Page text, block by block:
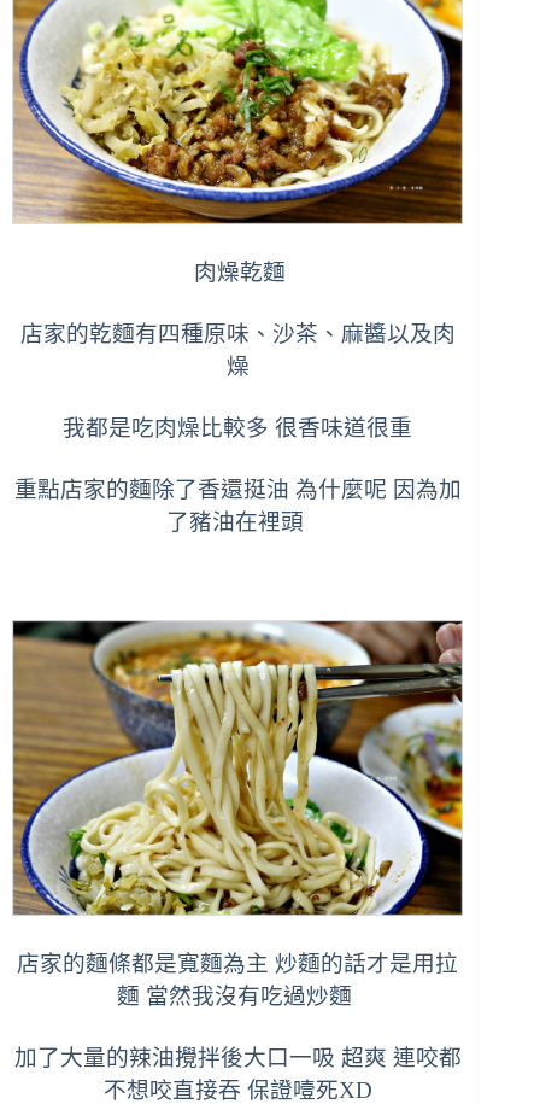
肉燥乾麵
店家的乾麵有四種原味、沙茶、麻醬以及肉
燥
我都是吃肉燥比較多 很香味道很重
重點店家的麵除了香還挺油 為什麼呢 因為加
了豬油在裡頭
店家的麵條都是寬麵為主 炒麵的話才是用拉
麵 當然我沒有吃過炒麵
加了大量的辣油攪拌後大口一吸 超爽 連咬都
不想咬直接吞 保證噎死XD